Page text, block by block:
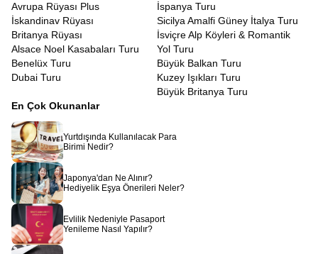
Avrupa Rüyası Plus
İskandinav Rüyası
Britanya Rüyası
Alsace Noel Kasabaları Turu
Benelüx Turu
Dubai Turu
İspanya Turu
Sicilya Amalfi Güney İtalya Turu
İsviçre Alp Köyleri & Romantik
Yol Turu
Büyük Balkan Turu
Kuzey Işıkları Turu
Büyük Britanya Turu
En Çok Okunanlar
Yurtdışında Kullanılacak Para
Birimi Nedir?
Japonya'dan Ne Alınır?
Hediyelik Eşya Önerileri Neler?
Evlilik Nedeniyle Pasaport
Yenileme Nasıl Yapılır?